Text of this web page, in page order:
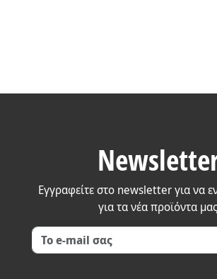
Εγγραφείτε στο newsletter για να
για τα νέα προϊόντα μας